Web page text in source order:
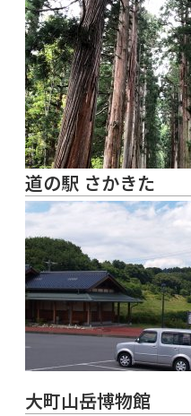
道の駅 さかきた
大町山岳博物館